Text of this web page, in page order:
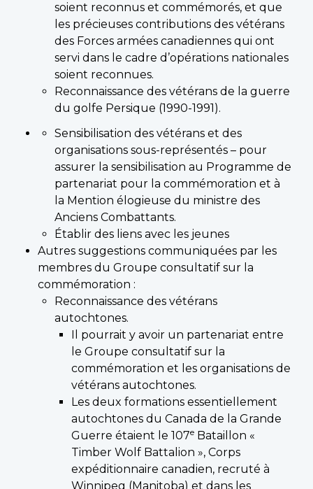
soient reconnus et commémorés, et que
les précieuses contributions des vétérans
des Forces armées canadiennes qui ont
servi dans le cadre d’opérations nationales
soient reconnues.
Reconnaissance des vétérans de la guerre
du golfe Persique (1990-1991).
Sensibilisation des vétérans et des
organisations sous-représentés – pour
assurer la sensibilisation au Programme de
partenariat pour la commémoration et à
la Mention élogieuse du ministre des
Anciens Combattants.
Établir des liens avec les jeunes
Autres suggestions communiquées par les
membres du Groupe consultatif sur la
commémoration :
Reconnaissance des vétérans
autochtones.
Il pourrait y avoir un partenariat entre
le Groupe consultatif sur la
commémoration et les organisations de
vétérans autochtones.
Les deux formations essentiellement
autochtones du Canada de la Grande
Guerre étaient le 107e Bataillon «
Timber Wolf Battalion », Corps
expéditionnaire canadien, recruté à
Winnipeg (Manitoba) et dans les